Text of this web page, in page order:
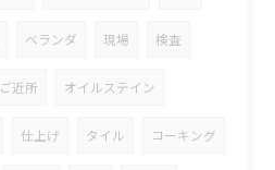
ベランダ 現場 検査
ご近所 オイルステイン
仕上げ タイル コーキング